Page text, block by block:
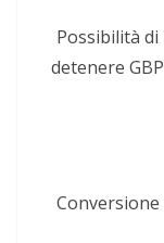
Possibilità di
detenere GBP
Conversione